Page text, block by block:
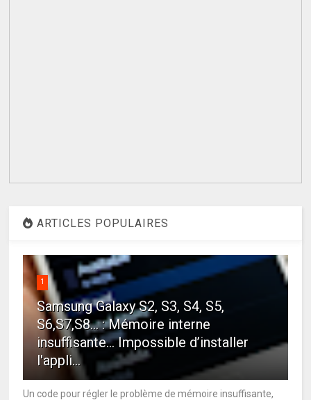
ARTICLES POPULAIRES
1
Samsung Galaxy S2, S3, S4, S5,
S6,S7,S8... : Mémoire interne
insuffisante… Impossible d’installer
l'appli...
Un code pour régler le problème de mémoire insuffisante,